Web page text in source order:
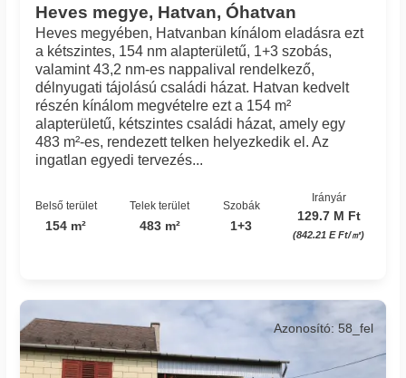
Heves megye, Hatvan, Óhatvan
Heves megyében, Hatvanban kínálom eladásra ezt
a kétszintes, 154 nm alapterületű, 1+3 szobás,
valamint 43,2 nm-es nappalival rendelkező,
délnyugati tájolású családi házat. Hatvan kedvelt
részén kínálom megvételre ezt a 154 m²
alapterületű, kétszintes családi házat, amely egy
483 m²-es, rendezett telken helyezkedik el. Az
ingatlan egyedi tervezés...
Belső terület
154 m²
Telek terület
483 m²
Szobák
1+3
Irányár
129.7 M Ft
(842.21 E Ft/㎡)
Azonosító: 58_fel